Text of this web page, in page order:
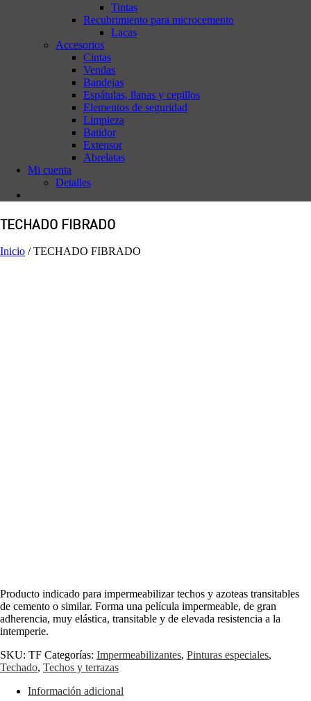
Tintas
Recubrimiento para microcemento
Lacas
Accesorios
Cintas
Vendas
Bandejas
Espátulas, llanas y cepillos
Elementos de seguridad
Limpieza
Batidor
Extensor
Abrelatas
Mi cuenta
Detalles
TECHADO FIBRADO
Inicio / TECHADO FIBRADO
Producto indicado para impermeabilizar techos y azoteas transitables
de cemento o similar. Forma una película impermeable, de gran
adherencia, muy elástica, transitable y de elevada resistencia a la
intemperie.
SKU: TF Categorías: Impermeabilizantes, Pinturas especiales,
Techado, Techos y terrazas
Información adicional